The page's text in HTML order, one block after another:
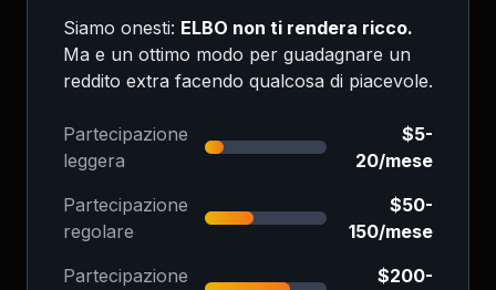
Siamo onesti: ELBO non ti rendera ricco.
Ma e un ottimo modo per guadagnare un
reddito extra facendo qualcosa di piacevole.
Partecipazione
leggera
$5-
20/mese
Partecipazione
regolare
$50-
150/mese
Partecipazione
$200-